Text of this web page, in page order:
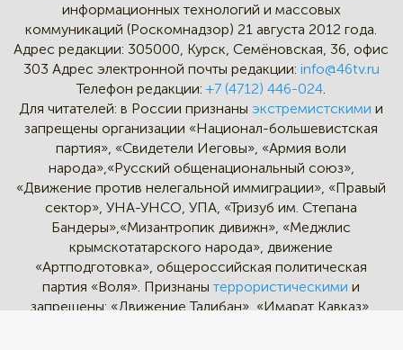
информационных технологий и массовых
коммуникаций (Роскомнадзор) 21 августа 2012 года.
Адрес редакции: 305000, Курск, Семёновская, 36, офис
303 Адрес электронной почты редакции: info@46tv.ru
Телефон редакции: +7 (4712) 446-024.
Для читателей: в России признаныэкстремистскими и
запрещены организации «Национал-большевистская
партия», «Свидетели Иеговы», «Армия воли
народа»,«Русский общенациональный союз»,
«Движение против нелегальной иммиграции», «Правый
сектор», УНА-УНСО, УПА, «Тризуб им. Степана
Бандеры»,«Мизантропик дивижн», «Меджлис
крымскотатарского народа», движение
«Артподготовка», общероссийская политическая
партия «Воля». Признанытеррористическими и
запрещены: «Движение Талибан», «Имарат Кавказ»,